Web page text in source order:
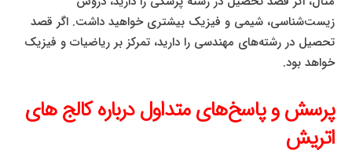
زیست‌شناسی، شیمی و فیزیک بیشتری خواهید داشت. اگر قصد
تحصیل در رشته‌های مهندسی را دارید، تمرکز بر ریاضیات و فیزیک
خواهد بود.
پرسش و پاسخ‌های متداول درباره کالج‌ های
اتریش